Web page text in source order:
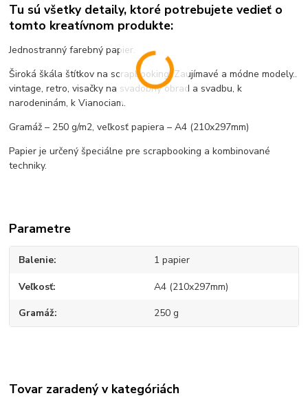
Tu sú všetky detaily, ktoré potrebujete vedieť o
tomto kreatívnom produkte:
Jednostranný farebný papier.
Široká škála štítkov na scrapbooking. Zaujímavé a módne modely..
vintage, retro, visačky na svadobný obrad a svadbu, k
narodeninám, k Vianociam.
Gramáž – 250 g/m2, veľkosť papiera – A4 (210x297mm)
Papier je určený špeciálne pre scrapbooking a kombinované
techniky.
Parametre
Balenie 1 papier
Veľkosť A4 (210x297mm)
Gramáž 250 g
Tovar zaradený v kategóriách